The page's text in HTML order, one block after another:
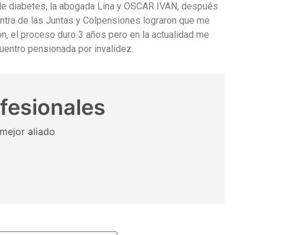
diabetes, la abogada Lina y OSCAR IVAN, después
de las Juntas y Colpensiones lograron que me
el proceso duro 3 años pero en la actualidad me
pensionada por invalidez.
aliado